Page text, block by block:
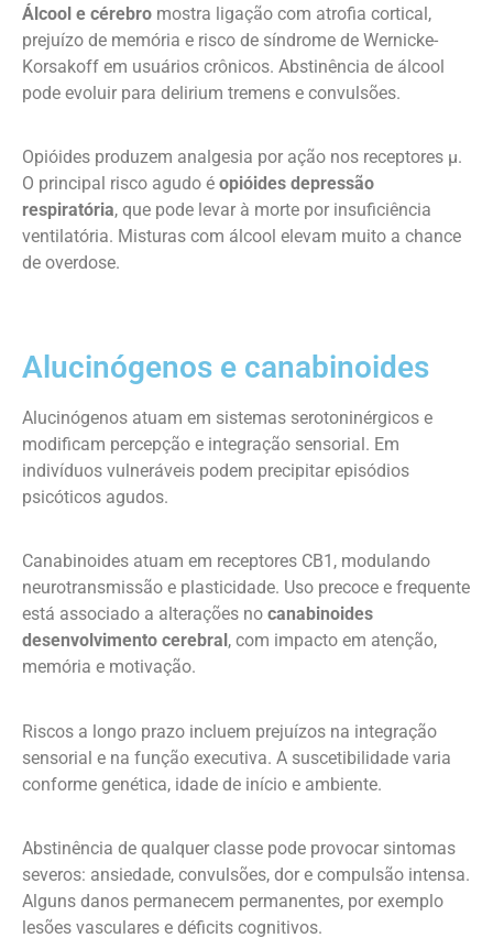
Álcool e cérebro mostra ligação com atrofia cortical,
prejuízo de memória e risco de síndrome de Wernicke-
Korsakoff em usuários crônicos. Abstinência de álcool
pode evoluir para delirium tremens e convulsões.
Opióides produzem analgesia por ação nos receptores µ.
O principal risco agudo é opióides depressão
respiratória, que pode levar à morte por insuficiência
ventilatória. Misturas com álcool elevam muito a chance
de overdose.
Alucinógenos e canabinoides
Alucinógenos atuam em sistemas serotoninérgicos e
modificam percepção e integração sensorial. Em
indivíduos vulneráveis podem precipitar episódios
psicóticos agudos.
Canabinoides atuam em receptores CB1, modulando
neurotransmissão e plasticidade. Uso precoce e frequente
está associado a alterações no canabinoides
desenvolvimento cerebral , com impacto em atenção,
memória e motivação.
Riscos a longo prazo incluem prejuízos na integração
sensorial e na função executiva. A suscetibilidade varia
conforme genética, idade de início e ambiente.
Abstinência de qualquer classe pode provocar sintomas
severos: ansiedade, convulsões, dor e compulsão intensa.
Alguns danos permanecem permanentes, por exemplo
lesões vasculares e déficits cognitivos.